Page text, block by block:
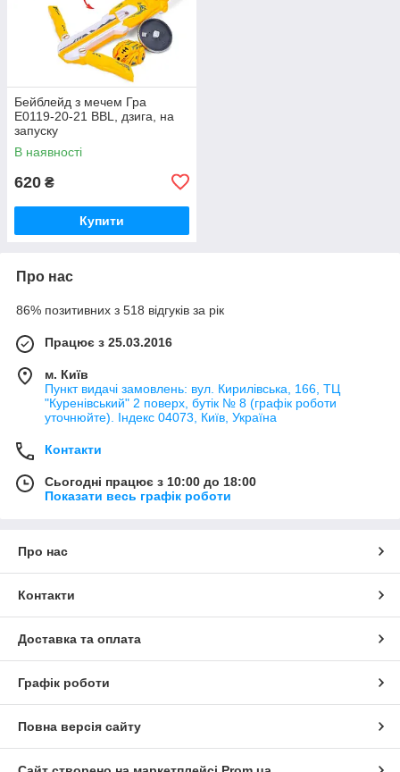
Бейблейд з мечем Гра
E0119-20-21 BBL, дзига, на
запуску
В наявності
620 ₴
Купити
Про нас
86% позитивних з 518 відгуків за рік
Працює з 25.03.2016
м. Київ
Пункт видачі замовлень: вул. Кирилівська, 166, ТЦ
"Куренівський" 2 поверх, бутік № 8 (графік роботи
уточнюйте). Індекс 04073, Київ, Україна
Контакти
Сьогодні працює з 10:00 до 18:00
Показати весь графік роботи
Про нас
Контакти
Доставка та оплата
Графік роботи
Повна версія сайту